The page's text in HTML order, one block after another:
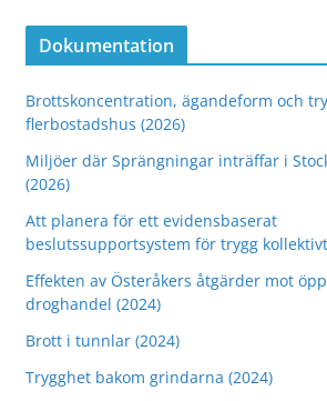
Dokumentation
Brottskoncentration, ägandeform och
flerbostadshus (2026)
Miljöer där Sprängningar inträffar i
(2026)
Att planera för ett evidensbaserat
beslutssupportsystem för trygg
Effekten av Österåkers åtgärder mot
droghandel (2024)
Brott i tunnlar (2024)
Trygghet bakom grindarna (2024)